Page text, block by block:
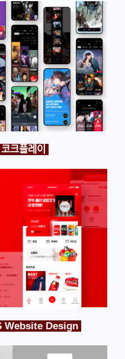
크플레이
Website Design